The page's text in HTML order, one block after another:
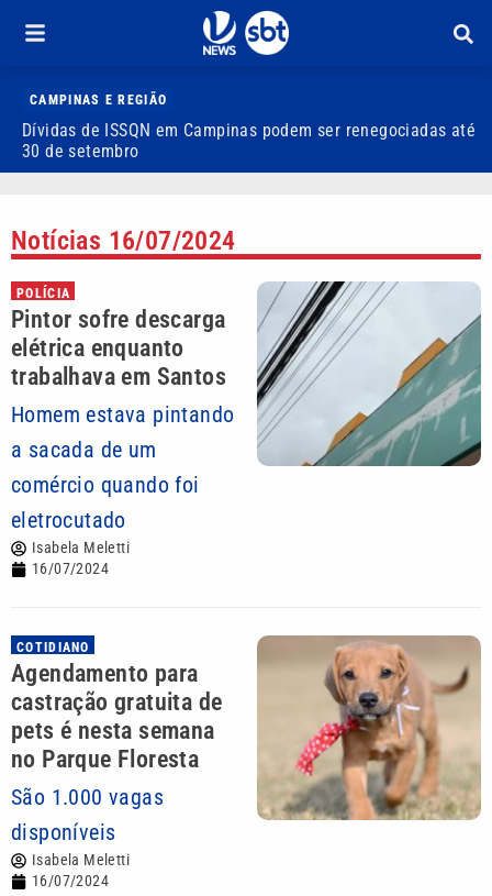
CAMPINAS E REGIÃO
Dívidas de ISSQN em Campinas podem ser renegociadas até
30 de setembro
Notícias 16/07/2024
POLÍCIA
Pintor sofre descarga
elétrica enquanto
trabalhava em Santos
Homem estava pintando
a sacada de um
comércio quando foi
eletrocutado
Isabela Meletti
16/07/2024
COTIDIANO
Agendamento para
castração gratuita de
pets é nesta semana
no Parque Floresta
São 1.000 vagas
disponíveis
Isabela Meletti
16/07/2024